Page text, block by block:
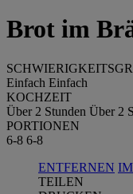
Brot im
Einfach Einfach
KOCHZEIT
Über 2 Stunden Über 2
PORTIONEN
6-8 6-8
ENTFERNEN
TEILEN